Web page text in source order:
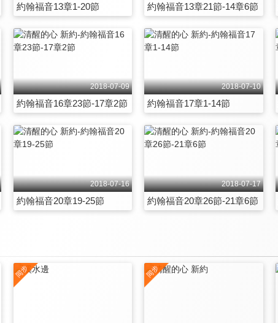
約翰福音13章1-20節 約翰福音13章21節-14章6節
2018-07-09
約翰福音16章23節-17章2節
2018-07-10
約翰福音17章1-14節
2018-07-16
約翰福音20章19-25節
2018-07-17
約翰福音20章26節-21章6節